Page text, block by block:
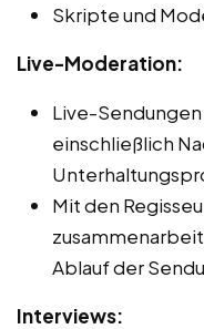
Skripte und
Live-Moderation:
Live-
einschließlich
Mit den
Ablauf der
Interviews: